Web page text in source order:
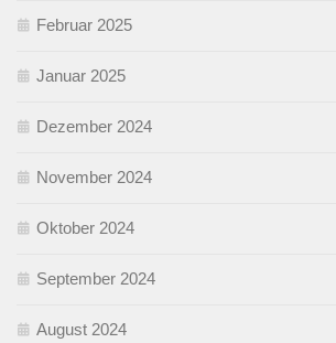
Februar 2025
Januar 2025
Dezember 2024
November 2024
Oktober 2024
September 2024
August 2024